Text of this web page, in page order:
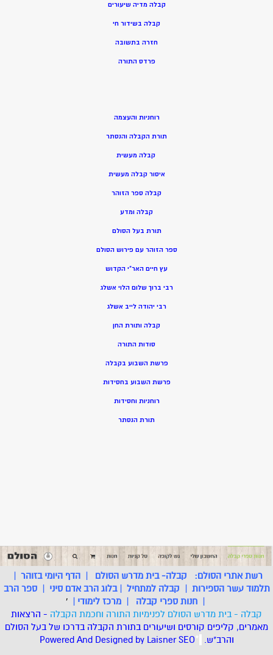
קבלה מדיה שיעורים
קבלה בשידור חי
חזרה בתשובה
פרדס התורה
רוחניות והעצמה
תורת הקבלה והנסתר
קבלה מעשית
איסור קבלה מעשית
קבלה ספר הזוהר
קבלה ומדע
תורת בעל הסולם
ספר הזוהר עם פירוש הסולם
עץ חיים האר”י הקדוש
רבי ברוך שלום הלוי אשלג
רבי יהודה לייב אשלג
קבלה ותורת החן
סודות התורה
פרשת השבוע בקבלה
פרשת השבוע בחסידות
רוחניות וחסידות
תורת הנסתר
רשת אתרי הסולם: קבלה- בית מדרש הסולם |הדף היומי בזוהר |
תלמוד עשר הספירות | קבלה למתחיל |בלוג הרב אדם סיני |ספר הרב
| חנות ספרי קבלה | מרכז לימודי |
'
קבלה - בית מדרש הסולם לפנימיות התורה וחכמת הקבלה - הרצאות
מאמרים, קליפים קורסים ושיעורים בתורת הקבלה בדרכו של בעל הסולם
והרב"ש. *
Powered And Designed by LaisnerSEO